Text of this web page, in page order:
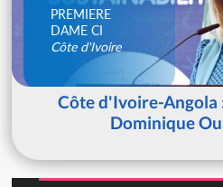
PREMIERE
DAME CI
Côte d'Ivoire
Côte d'Ivoire-Angola
Dominique